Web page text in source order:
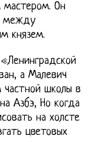
мастером. Он
между
князем.
а Малевич
частной школы в
Азбэ, Но когда
на холсте
цветовых